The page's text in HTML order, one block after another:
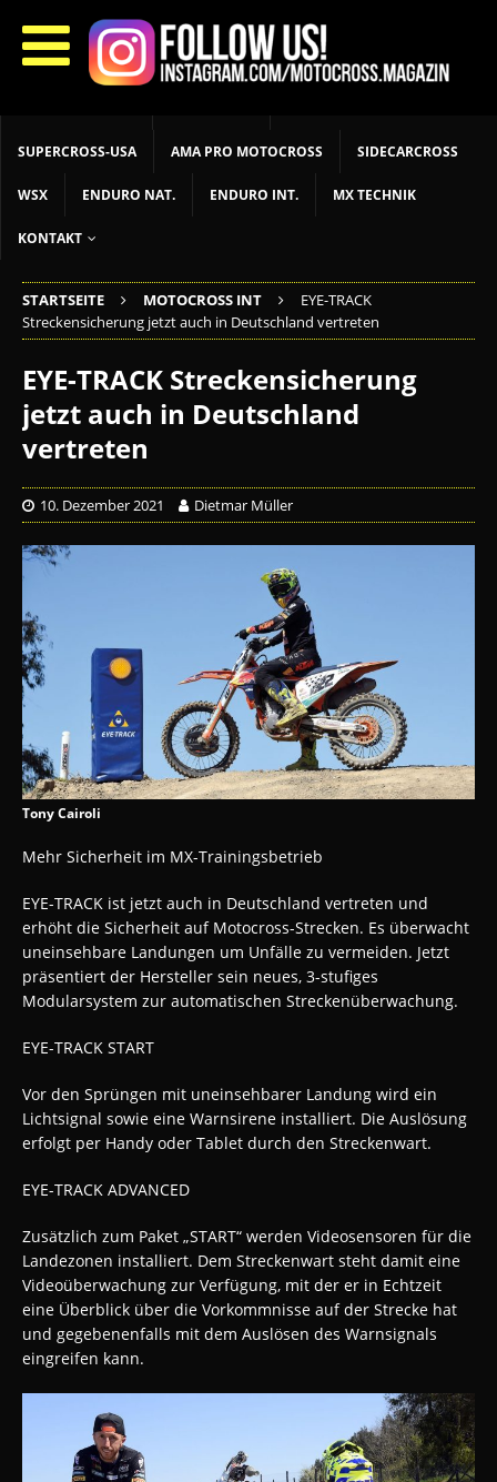
START LIVETIMING MX NEWS MX YOUTH
MX WOMEN MXGP ADAC MX MASTERS MOTOCROSS INT
SUPERCROSS-USA AMA PRO MOTOCROSS SIDECARCROSS
WSX ENDURO NAT. ENDURO INT. MX TECHNIK
KONTAKT
STARTSEITE MOTOCROSS INT
EYE-TRACK
Streckensicherung jetzt auch in Deutschland vertreten
EYE-TRACK Streckensicherung
jetzt auch in Deutschland
vertreten
10. Dezember 2021 Dietmar Müller
Tony Cairoli
Mehr Sicherheit im MX-Trainingsbetrieb
EYE-TRACK ist jetzt auch in Deutschland vertreten und
erhöht die Sicherheit auf Motocross-Strecken. Es überwacht
uneinsehbare Landungen um Unfälle zu vermeiden. Jetzt
präsentiert der Hersteller sein neues, 3-stufiges
Modularsystem zur automatischen Streckenüberwachung.
EYE-TRACK START
Vor den Sprüngen mit uneinsehbarer Landung wird ein
Lichtsignal sowie eine Warnsirene installiert. Die Auslösung
erfolgt per Handy oder Tablet durch den Streckenwart.
EYE-TRACK ADVANCED
Zusätzlich zum Paket „START“ werden Videosensoren für die
Landezonen installiert. Dem Streckenwart steht damit eine
Videoüberwachung zur Verfügung, mit der er in Echtzeit
eine Überblick über die Vorkommnisse auf der Strecke hat
und gegebenenfalls mit dem Auslösen des Warnsignals
eingreifen kann.